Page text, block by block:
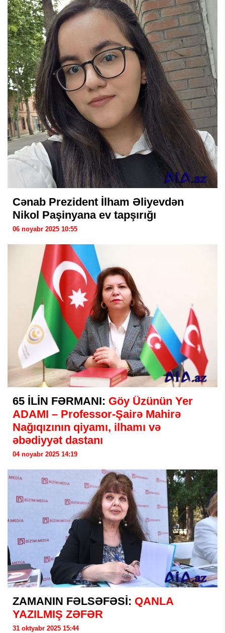
Cənab Prezident İlham Əliyevdən
Nikol Paşinyana ev tapşırığı
06 noyabr 2025 10:55
65 İLİN FƏRMANI: Göy Üzünün Yer
ADAMI – Professor-Şairə Mahirə
Nağıqızının qiyamı, ilhamı və
əbədiyyət dastanı
04 noyabr 2025 14:19
ZAMANIN FƏLSƏFƏSİ: QANLA
YAZILMIŞ ZƏFƏR
31 oktyabr 2025 15:44